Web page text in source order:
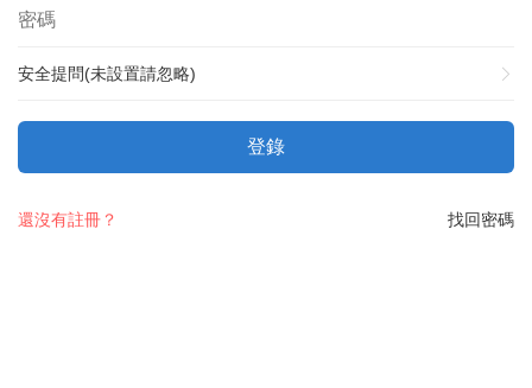
安全提問(未設置請忽略)
登錄
找回密碼
還沒有註冊？